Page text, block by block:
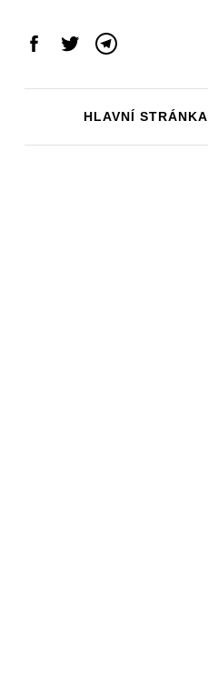
Facebook
TwitterTelegram
HLAVNÍ STRÁNKA